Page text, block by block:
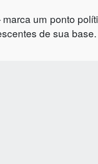
um ponto
de sua base.